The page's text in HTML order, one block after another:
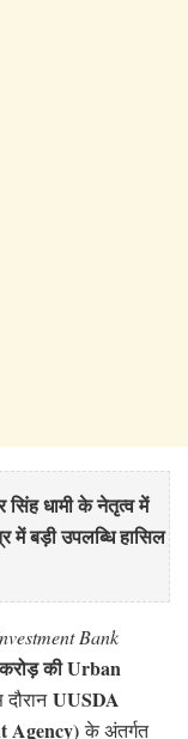
धामी के नेतृत्व में
बड़ी उपलब्धि हासिल
Bank
की Urban
UUSDA
Agency)के अंतर्गत